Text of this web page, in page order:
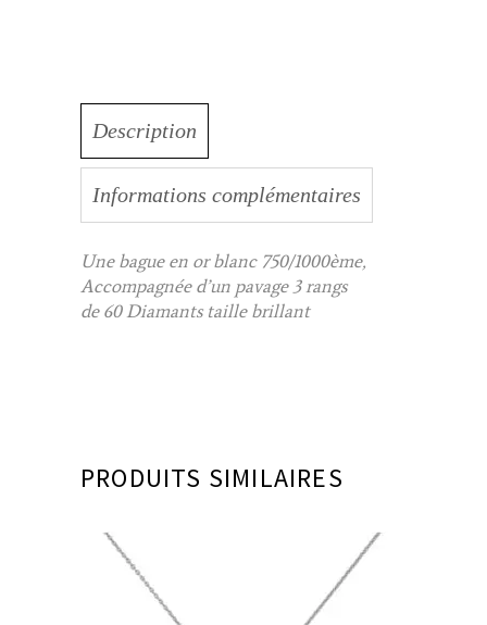
Description
Informations complémentaires
Une bague en or blanc 750/1000ème,
Accompagnée d’un pavage 3 rangs
de 60 Diamants taille brillant
PRODUITS SIMILAIRES